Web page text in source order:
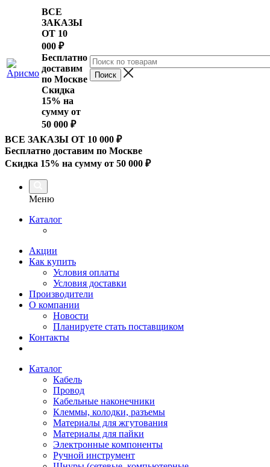
ВСЕ
ЗАКАЗЫ
ОТ 10
000 ₽
Бесплатно
доставим
по Москве
Скидка
15% на
сумму от
50 000 ₽
ВСЕ ЗАКАЗЫ ОТ 10 000 ₽
Бесплатно доставим по Москве
Скидка 15% на сумму от 50 000 ₽
Меню
Каталог
Акции
Как купить
Условия оплаты
Условия доставки
Производители
О компании
Новости
Планируете стать поставщиком
Контакты
Каталог
Кабель
Провод
Кабельные наконечники
Клеммы, колодки, разъемы
Материалы для жгутования
Материалы для пайки
Электронные компоненты
Ручной инструмент